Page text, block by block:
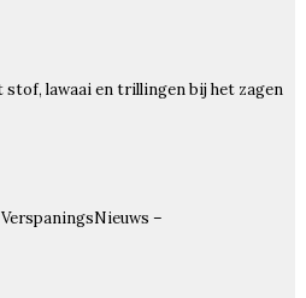
stof, lawaai en trillingen bij het zagen
–